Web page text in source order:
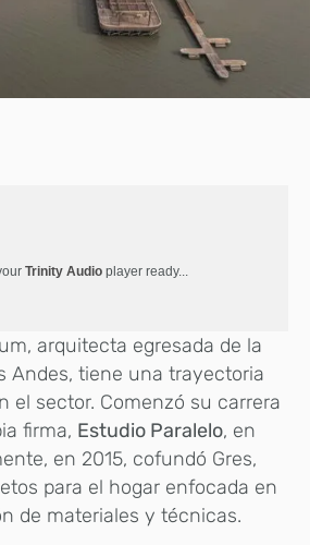
Trinity Audio player ready...
arquitecta egresada de la
Andes, tiene una trayectoria
el sector. Comenzó su carrera
firma, Estudio Paralelo, en
en 2015, cofundó Gres,
para el hogar enfocada en
de materiales y técnicas.